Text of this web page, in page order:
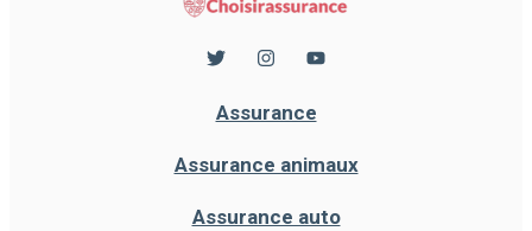
Assurance
Assurance animaux
Assurance auto